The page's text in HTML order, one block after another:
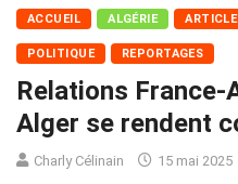
ACCUEIL ALGÉRIE
POLITIQUE REPORTAGES
Relations France-
Alger se rendent
Charly Célinain 15 mai 2025